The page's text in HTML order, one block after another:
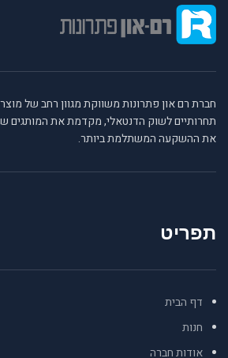
חברת רם און פתרונות משווקת מגוון רחב של
תחרותיים לשוק הדנטאלי, מקדמת את המותגים
את ההשקעה המשתלמת ביותר.
תפריט
דף הבית
חנות
אודות חברה